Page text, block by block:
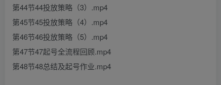
第44节44投放策略（3）.mp4
第45节45投放策略（4）.mp4
第46节46投放策略（5）.mp4
第47节47起号全流程回顾.mp4
第48节48总结及起号作业.mp4